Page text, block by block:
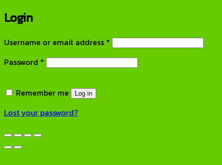
Login
Username or email address * Required
Password * Required
Remember me Log in
Lost your password?